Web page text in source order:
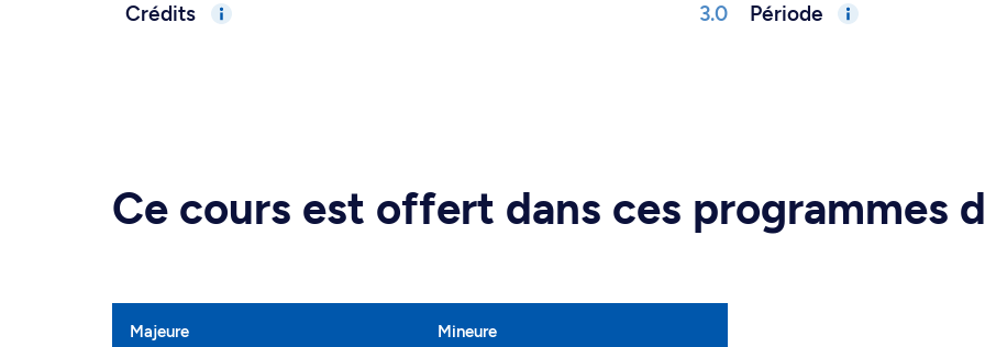
Crédits
3.0 Période
Ce cours est offert dans ces programmes
Majeure Mineure